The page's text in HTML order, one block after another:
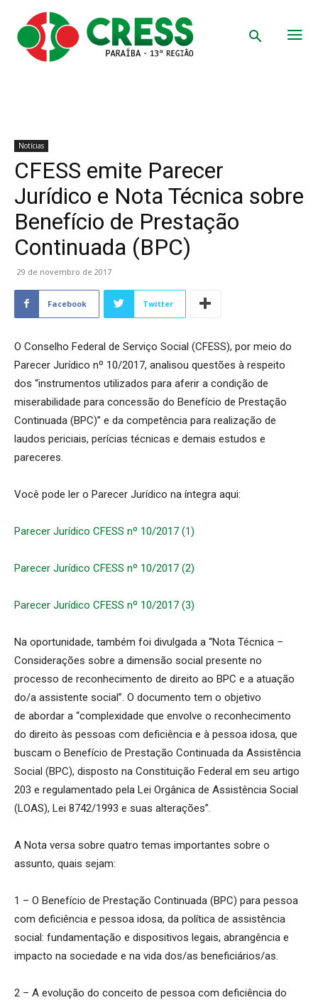
Notícias
CFESS emite Parecer
Jurídico e Nota Técnica sobre
Benefício de Prestação
Continuada (BPC)
29 de novembro de 2017
Facebook Twitter
O Conselho Federal de Serviço Social (CFESS), por meio do
Parecer Jurídico nº 10/2017, analisou questões à respeito
dos “instrumentos utilizados para aferir a condição de
miserabilidade para concessão do Benefício de Prestação
Continuada (BPC)” e da competência para realização de
laudos periciais, perícias técnicas e demais estudos e
pareceres.
Você pode ler o Parecer Jurídico na íntegra aqui:
Parecer Jurídico CFESS nº 10/2017 (1)
Parecer Jurídico CFESS nº 10/2017 (2)
Parecer Jurídico CFESS nº 10/2017 (3)
Na oportunidade, também foi divulgada a “Nota Técnica –
Considerações sobre a dimensão social presente no
processo de reconhecimento de direito ao BPC e a atuação
do/a assistente social”. O documento tem o objetivo
de abordar a “complexidade que envolve o reconhecimento
do direito às pessoas com deficiência e à pessoa idosa, que
buscam o Benefício de Prestação Continuada da Assistência
Social (BPC), disposto na Constituição Federal em seu artigo
203 e regulamentado pela Lei Orgânica de Assistência Social
(LOAS), Lei 8742/1993 e suas alterações”.
A Nota versa sobre quatro temas importantes sobre o
assunto, quais sejam:
1 – O Benefício de Prestação Continuada (BPC) para pessoa
com deficiência e pessoa idosa, da política de assistência
social: fundamentação e dispositivos legais, abrangência e
impacto na sociedade e na vida dos/as beneficiários/as.
2 – A evolução do conceito de pessoa com deficiência do